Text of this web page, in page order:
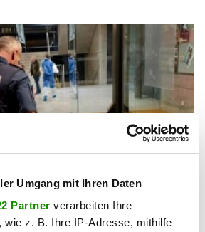
Umgang mit Ihren Daten
Partner verarbeiten Ihre
wie z. B. Ihre IP-Adresse, mithilfe
Leiche in OÖ-